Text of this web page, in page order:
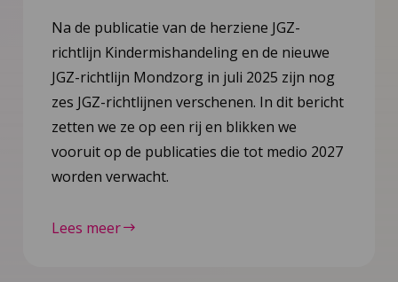
Na de publicatie van de herziene JGZ-
richtlijn Kindermishandeling en de nieuwe
JGZ-richtlijn Mondzorg in juli 2025 zijn nog
zes JGZ-richtlijnen verschenen. In dit bericht
zetten we ze op een rij en blikken we
vooruit op de publicaties die tot medio 2027
worden verwacht.
Lees meer